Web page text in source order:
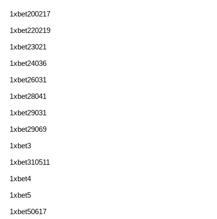
1xbet200217
1xbet220219
1xbet23021
1xbet24036
1xbet26031
1xbet28041
1xbet29031
1xbet29069
1xbet3
1xbet310511
1xbet4
1xbet5
1xbet50617